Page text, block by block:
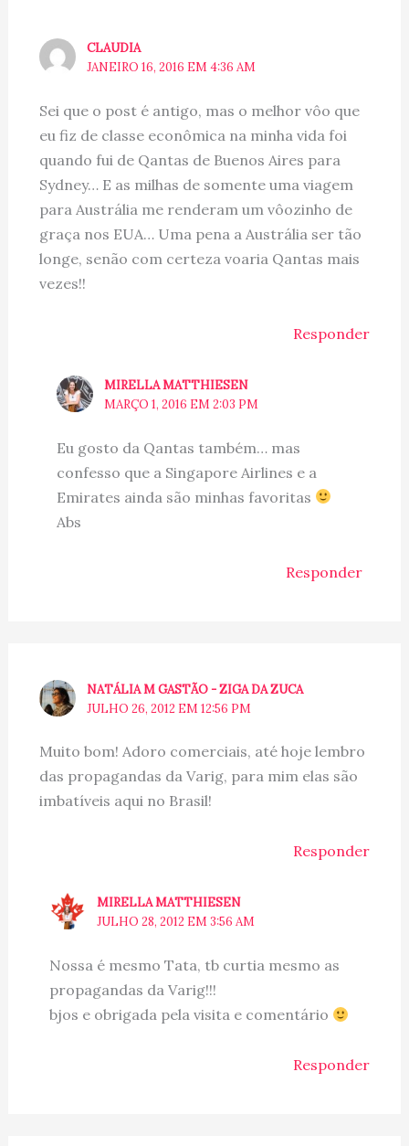
CLAUDIA
JANEIRO 16, 2016 EM 4:36 AM
Sei que o post é antigo, mas o melhor vôo que
eu fiz de classe econômica na minha vida foi
quando fui de Qantas de Buenos Aires para
Sydney… E as milhas de somente uma viagem
para Austrália me renderam um vôozinho de
graça nos EUA… Uma pena a Austrália ser tão
longe, senão com certeza voaria Qantas mais
vezes!!
Responder
MIRELLA MATTHIESEN
MARÇO 1, 2016 EM 2:03 PM
Eu gosto da Qantas também… mas
confesso que a Singapore Airlines e a
Emirates ainda são minhas favoritas
Abs
Responder
NATÁLIA M GASTÃO - ZIGA DA ZUCA
JULHO 26, 2012 EM 12:56 PM
Muito bom! Adoro comerciais, até hoje lembro
das propagandas da Varig, para mim elas são
imbatíveis aqui no Brasil!
Responder
MIRELLA MATTHIESEN
JULHO 28, 2012 EM 3:56 AM
Nossa é mesmo Tata, tb curtia mesmo as
propagandas da Varig!!!
bjos e obrigada pela visita e comentário
Responder